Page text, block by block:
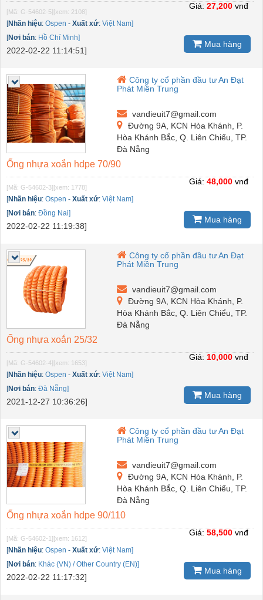
[Mã: G-54602-5][xem: 2108]
[Nhãn hiệu: Ospen - Xuất xứ: Việt Nam]
[Nơi bán: Hồ Chí Minh]
2022-02-22 11:14:51]
Giá: 27,200 vnđ
Mua hàng
Công ty cổ phần đầu tư An Đạt
Phát Miền Trung
vandieuit7@gmail.com
Đường 9A, KCN Hòa Khánh, P.
Hòa Khánh Bắc, Q. Liên Chiểu, TP.
Đà Nẵng
Ống nhựa xoắn hdpe 70/90
[Mã: G-54602-3][xem: 1778]
[Nhãn hiệu: Ospen - Xuất xứ: Việt Nam]
[Nơi bán: Đồng Nai]
2022-02-22 11:19:38]
Giá: 48,000 vnđ
Mua hàng
Công ty cổ phần đầu tư An Đạt
Phát Miền Trung
vandieuit7@gmail.com
Đường 9A, KCN Hòa Khánh, P.
Hòa Khánh Bắc, Q. Liên Chiểu, TP.
Đà Nẵng
Ống nhựa xoắn 25/32
[Mã: G-54602-4][xem: 1653]
[Nhãn hiệu: Ospen - Xuất xứ: Việt Nam]
[Nơi bán: Đà Nẵng]
2021-12-27 10:36:26]
Giá: 10,000 vnđ
Mua hàng
Công ty cổ phần đầu tư An Đạt
Phát Miền Trung
vandieuit7@gmail.com
Đường 9A, KCN Hòa Khánh, P.
Hòa Khánh Bắc, Q. Liên Chiểu, TP.
Đà Nẵng
Ống nhựa xoắn hdpe 90/110
[Mã: G-54602-1][xem: 1612]
[Nhãn hiệu: Ospen - Xuất xứ: Việt Nam]
[Nơi bán: Khác (VN) / Other Country (EN)]
2022-02-22 11:17:32]
Giá: 58,500 vnđ
Mua hàng